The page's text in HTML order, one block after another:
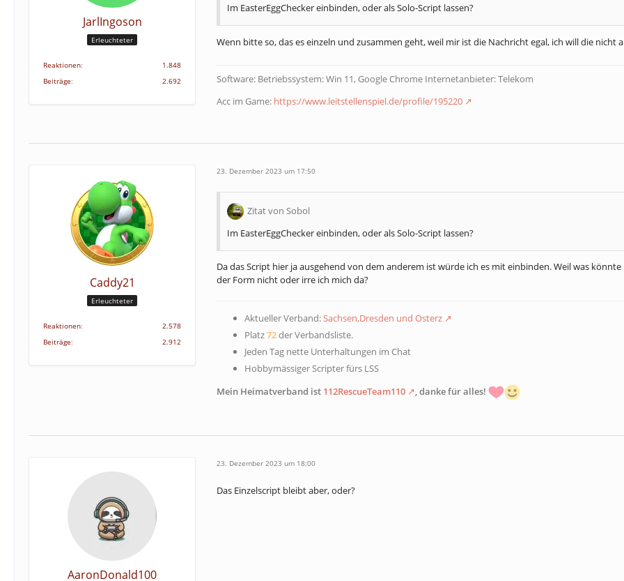
JarlIngoson
Erleuchteter
Reaktionen
1.848
Beiträge
2.692
Im EasterEggChecker einbinden, oder als Solo-Script lassen?
Wenn bitte so, das es einzeln und zusammen geht, weil mir ist die Nachricht egal, ich will die
Software: Betriebssystem: Win 11, Google Chrome Internetanbieter: Telekom
Acc im Game: https://www.leitstellenspiel.de/profile/195220
Caddy21
Erleuchteter
Reaktionen
2.578
Beiträge
2.912
23. Dezember 2023 um 17:50
Zitat von Sobol
Im EasterEggChecker einbinden, oder als Solo-Script lassen?
Da das Script hier ja ausgehend von dem anderem ist würde ich es mit einbinden. Weil was
der Form nicht oder irre ich mich da?
Aktueller Verband:Sachsen,Dresden und Osterz
Platz72der Verbandsliste.
Jeden Tag nette Unterhaltungen im Chat
Hobbymässiger Scripter fürs LSS
Mein Heimatverband ist 112RescueTeam110 , danke für alles!
AaronDonald100
23. Dezember 2023 um 18:00
Das Einzelscript bleibt aber, oder?